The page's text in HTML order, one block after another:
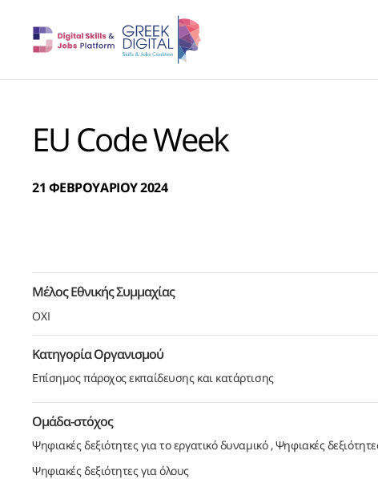
EU Code Week
21 ΦΕΒΡΟΥΑΡΙΟΥ 2024
Μέλος Εθνικής Συμμαχίας
ΟΧΙ
Κατηγορία Οργανισμού
Επίσημος πάροχος εκπαίδευσης και κατάρτισης
Ομάδα-στόχος
Ψηφιακές δεξιότητες για το εργατικό δυναμικό Ψηφιακές
Ψηφιακές δεξιότητες για όλους